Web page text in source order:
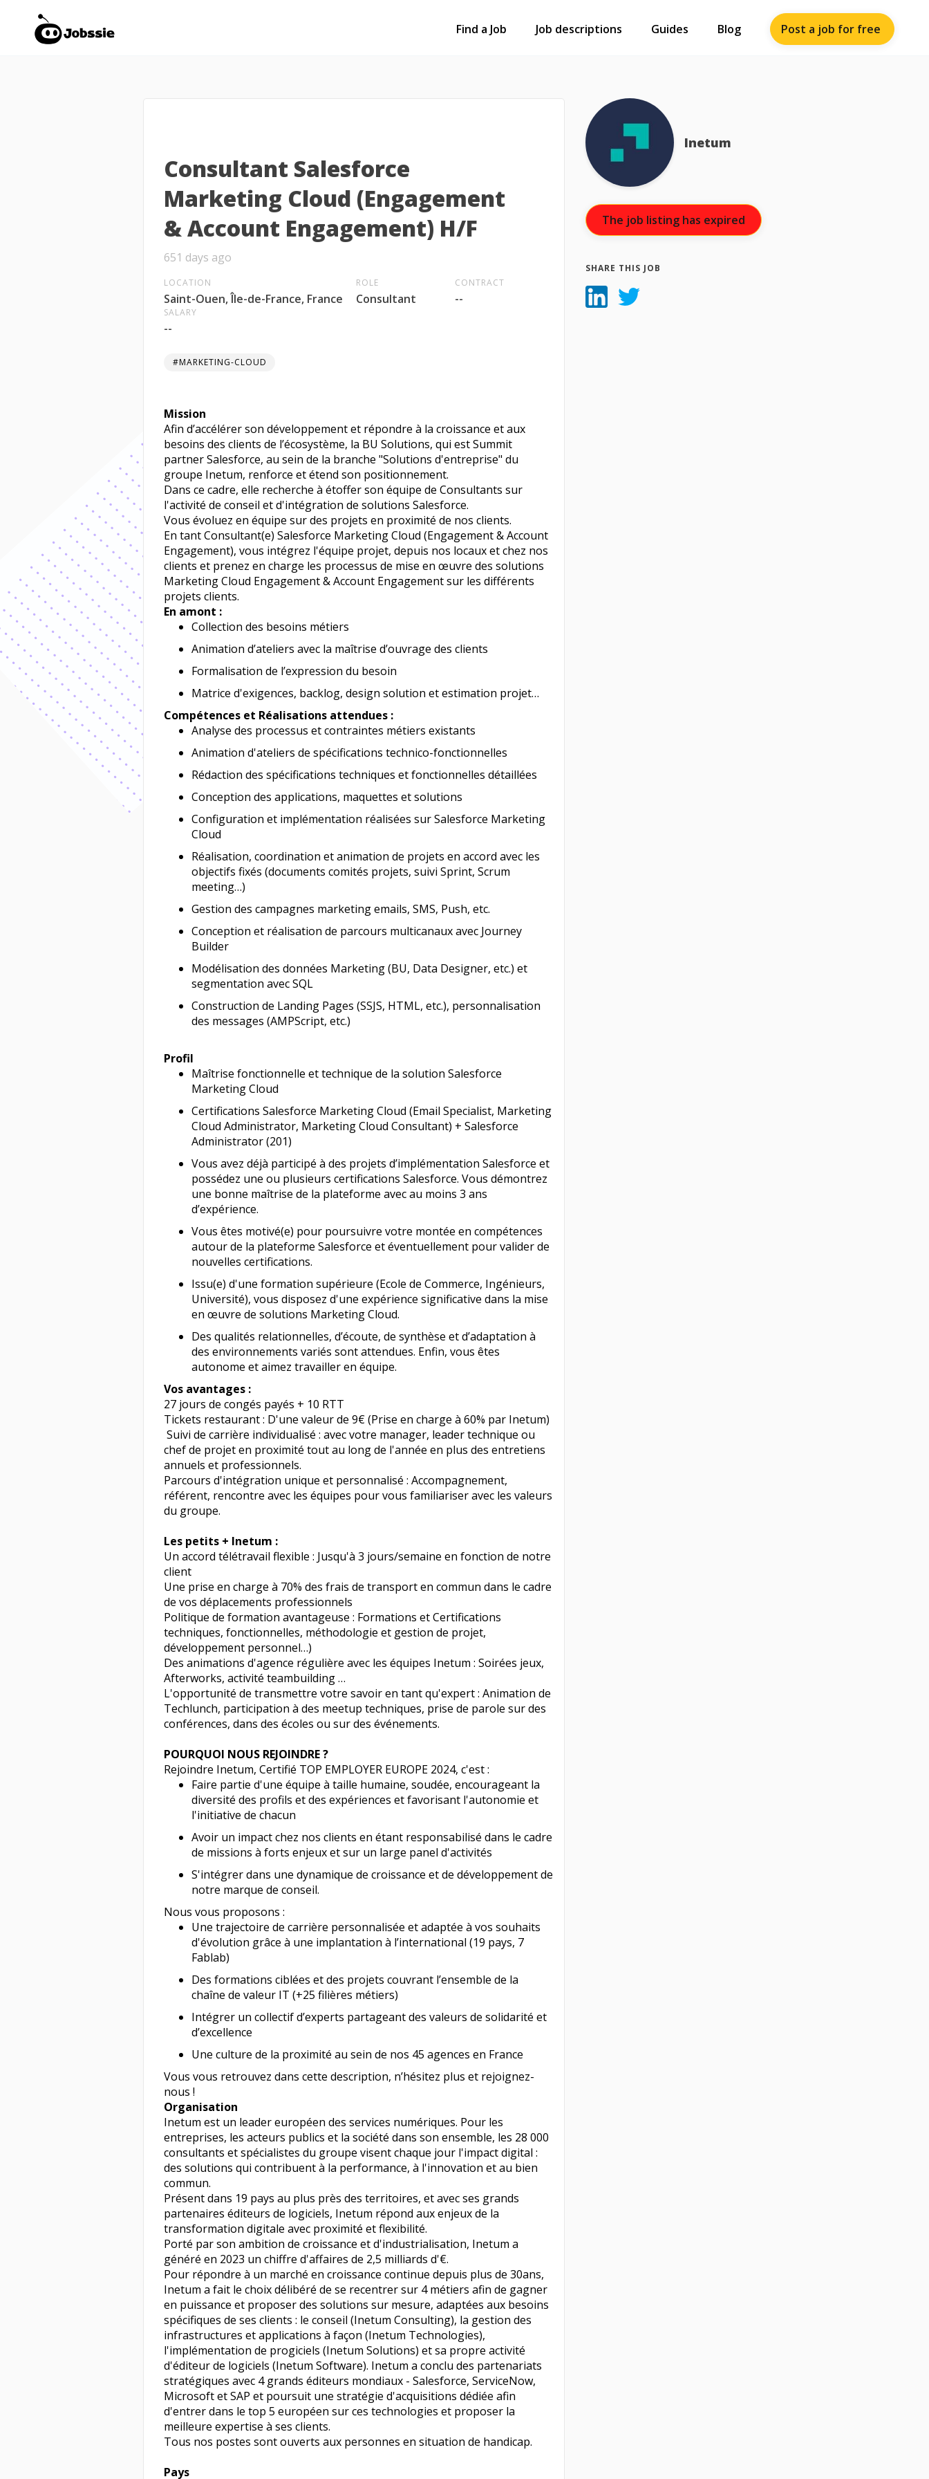
Find a Job Job descriptions Guides Blog Post a job for free
Consultant Salesforce
Marketing Cloud (Engagement
& Account Engagement) H/F
651 days ago
LOCATION
Saint-Ouen, Île-de-France, France
ROLE
Consultant
CONTRACT
--
SALARY
--
#MARKETING-CLOUD
Mission
Afin d’accélérer son développement et répondre à la croissance et aux
besoins des clients de l’écosystème, la BU Solutions, qui est Summit
partner Salesforce, au sein de la branche "Solutions d'entreprise" du
groupe Inetum, renforce et étend son positionnement.
Dans ce cadre, elle recherche à étoffer son équipe de Consultants sur
l'activité de conseil et d'intégration de solutions Salesforce.
Vous évoluez en équipe sur des projets en proximité de nos clients.
En tant Consultant(e) Salesforce Marketing Cloud (Engagement & Account
Engagement), vous intégrez l'équipe projet, depuis nos locaux et chez nos
clients et prenez en charge les processus de mise en œuvre des solutions
Marketing Cloud Engagement & Account Engagement sur les différents
projets clients.
En amont :
Collection des besoins métiers
Animation d’ateliers avec la maîtrise d’ouvrage des clients
Formalisation de l’expression du besoin
Matrice d'exigences, backlog, design solution et estimation projet…
Compétences et Réalisations attendues :
Analyse des processus et contraintes métiers existants
Animation d'ateliers de spécifications technico-fonctionnelles
Rédaction des spécifications techniques et fonctionnelles détaillées
Conception des applications, maquettes et solutions
Configuration et implémentation réalisées sur Salesforce Marketing
Cloud
Réalisation, coordination et animation de projets en accord avec les
objectifs fixés (documents comités projets, suivi Sprint, Scrum
meeting…)
Gestion des campagnes marketing emails, SMS, Push, etc.
Conception et réalisation de parcours multicanaux avec Journey
Builder
Modélisation des données Marketing (BU, Data Designer, etc.) et
segmentation avec SQL
Construction de Landing Pages (SSJS, HTML, etc.), personnalisation
des messages (AMPScript, etc.)
Profil
Maîtrise fonctionnelle et technique de la solution Salesforce
Marketing Cloud
Certifications Salesforce Marketing Cloud (Email Specialist, Marketing
Cloud Administrator, Marketing Cloud Consultant) + Salesforce
Administrator (201)
Vous avez déjà participé à des projets d’implémentation Salesforce et
possédez une ou plusieurs certifications Salesforce. Vous démontrez
une bonne maîtrise de la plateforme avec au moins 3 ans
d’expérience.
Vous êtes motivé(e) pour poursuivre votre montée en compétences
autour de la plateforme Salesforce et éventuellement pour valider de
nouvelles certifications.
Issu(e) d'une formation supérieure (Ecole de Commerce, Ingénieurs,
Université), vous disposez d'une expérience significative dans la mise
en œuvre de solutions Marketing Cloud.
Des qualités relationnelles, d’écoute, de synthèse et d’adaptation à
des environnements variés sont attendues. Enfin, vous êtes
autonome et aimez travailler en équipe.
Vos avantages :
27 jours de congés payés + 10 RTT
Tickets restaurant : D'une valeur de 9€ (Prise en charge à 60% par Inetum)
‍ Suivi de carrière individualisé : avec votre manager, leader technique ou
chef de projet en proximité tout au long de l'année en plus des entretiens
annuels et professionnels.
Parcours d'intégration unique et personnalisé : Accompagnement,
référent, rencontre avec les équipes pour vous familiariser avec les valeurs
du groupe.
Les petits + Inetum :
Un accord télétravail flexible : Jusqu'à 3 jours/semaine en fonction de notre
client
Une prise en charge à 70% des frais de transport en commun dans le cadre
de vos déplacements professionnels
Politique de formation avantageuse : Formations et Certifications
techniques, fonctionnelles, méthodologie et gestion de projet,
développement personnel…)
Des animations d'agence régulière avec les équipes Inetum : Soirées jeux,
Afterworks, activité teambuilding …
L'opportunité de transmettre votre savoir en tant qu'expert : Animation de
Techlunch, participation à des meetup techniques, prise de parole sur des
conférences, dans des écoles ou sur des événements.
POURQUOI NOUS REJOINDRE ?
Rejoindre Inetum, Certifié TOP EMPLOYER EUROPE 2024, c'est :
Faire partie d'une équipe à taille humaine, soudée, encourageant la
diversité des profils et des expériences et favorisant l'autonomie et
l'initiative de chacun
Avoir un impact chez nos clients en étant responsabilisé dans le cadre
de missions à forts enjeux et sur un large panel d'activités
S'intégrer dans une dynamique de croissance et de développement de
notre marque de conseil.
Nous vous proposons :
Une trajectoire de carrière personnalisée et adaptée à vos souhaits
d'évolution grâce à une implantation à l’international (19 pays, 7
Fablab)
Des formations ciblées et des projets couvrant l’ensemble de la
chaîne de valeur IT (+25 filières métiers)
Intégrer un collectif d’experts partageant des valeurs de solidarité et
d’excellence
Une culture de la proximité au sein de nos 45 agences en France
Vous vous retrouvez dans cette description, n’hésitez plus et rejoignez-
nous !
Organisation
Inetum est un leader européen des services numériques. Pour les
entreprises, les acteurs publics et la société dans son ensemble, les 28 000
consultants et spécialistes du groupe visent chaque jour l'impact digital :
des solutions qui contribuent à la performance, à l'innovation et au bien
commun.
Présent dans 19 pays au plus près des territoires, et avec ses grands
partenaires éditeurs de logiciels, Inetum répond aux enjeux de la
transformation digitale avec proximité et flexibilité.
Porté par son ambition de croissance et d'industrialisation, Inetum a
généré en 2023 un chiffre d'affaires de 2,5 milliards d'€.
Pour répondre à un marché en croissance continue depuis plus de 30ans,
Inetum a fait le choix délibéré de se recentrer sur 4 métiers afin de gagner
en puissance et proposer des solutions sur mesure, adaptées aux besoins
spécifiques de ses clients : le conseil (Inetum Consulting), la gestion des
infrastructures et applications à façon (Inetum Technologies),
l'implémentation de progiciels (Inetum Solutions) et sa propre activité
d'éditeur de logiciels (Inetum Software). Inetum a conclu des partenariats
stratégiques avec 4 grands éditeurs mondiaux - Salesforce, ServiceNow,
Microsoft et SAP et poursuit une stratégie d'acquisitions dédiée afin
d'entrer dans le top 5 européen sur ces technologies et proposer la
meilleure expertise à ses clients.
Tous nos postes sont ouverts aux personnes en situation de handicap.
Pays
Inetum
The job listing has expired
SHARE THIS JOB